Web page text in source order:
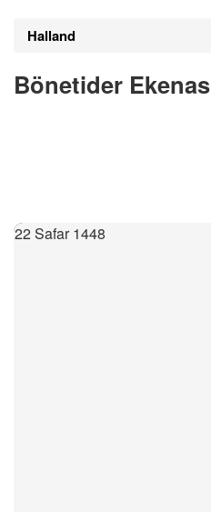
Halland
Bönetider Ekenas
22 Safar 1448